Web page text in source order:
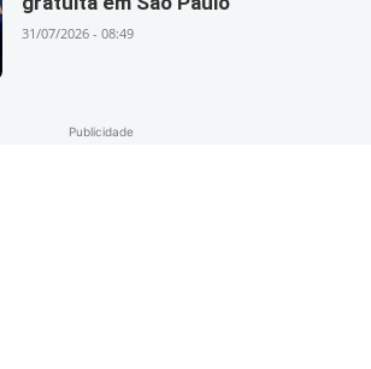
31/07/2026 - 08:49
Publicidade